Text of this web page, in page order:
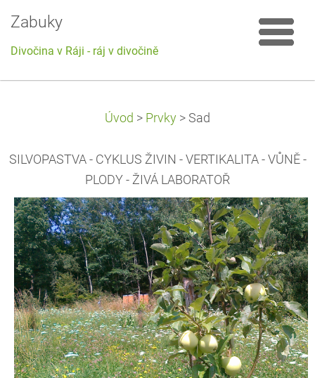
Zabuky
Divočina v Ráji - ráj v divočině
Úvod > Prvky > Sad
SILVOPASTVA - CYKLUS ŽIVIN - VERTIKALITA - VŮNĚ -
PLODY - ŽIVÁ LABORATOŘ